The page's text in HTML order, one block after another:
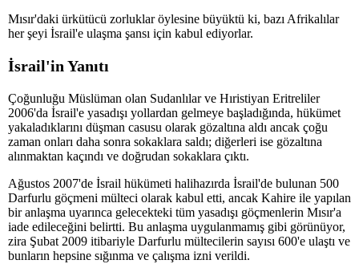
Mısır'daki ürkütücü zorluklar öylesine büyüktü ki, bazı Afrikalılar
her şeyi İsrail'e ulaşma şansı için kabul ediyorlar.
İsrail'in Yanıtı
Çoğunluğu Müslüman olan Sudanlılar ve Hıristiyan Eritreliler
2006'da İsrail'e yasadışı yollardan gelmeye başladığında, hükümet
yakaladıklarını düşman casusu olarak gözaltına aldı ancak çoğu
zaman onları daha sonra sokaklara saldı; diğerleri ise gözaltına
alınmaktan kaçındı ve doğrudan sokaklara çıktı.
Ağustos 2007'de İsrail hükümeti halihazırda İsrail'de bulunan 500
Darfurlu göçmeni mülteci olarak kabul etti, ancak Kahire ile yapılan
bir anlaşma uyarınca gelecekteki tüm yasadışı göçmenlerin Mısır'a
iade edileceğini belirtti. Bu anlaşma uygulanmamış gibi görünüyor,
zira Şubat 2009 itibariyle Darfurlu mültecilerin sayısı 600'e ulaştı ve
bunların hepsine sığınma ve çalışma izni verildi.